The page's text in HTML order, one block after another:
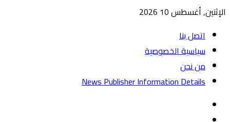
الإثنين, أغسطس 10 2026
اتصل بنا
سياسية الخصوصية
من نحن
News Publisher Information Details